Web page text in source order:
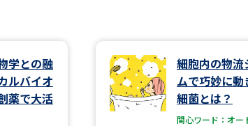
学との融
ルバイオ
薬で大活
細胞内の物流
ムで巧妙に動
細菌とは？
関心ワード：オー